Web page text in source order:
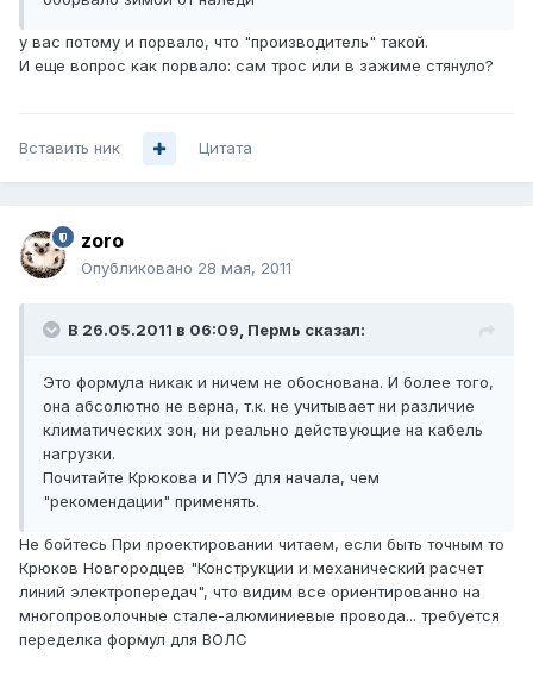
у вас потому и порвало, что "производитель" такой.
И еще вопрос как порвало: сам трос или в зажиме стянуло?
Вставить ник Цитата
zoro
Опубликовано 28 мая, 2011
В 26.05.2011 в 06:09, Пермь сказал:
Это формула никак и ничем не обоснована. И более того,
она абсолютно не верна, т.к. не учитывает ни различие
климатических зон, ни реально действующие на кабель
нагрузки.
Почитайте Крюкова и ПУЭ для начала, чем
"рекомендации" применять.
Не бойтесь При проектировании читаем, если быть точным то
Крюков Новгородцев "Конструкции и механический расчет
линий электропередач", что видим все ориентированно на
многопроволочные стале-алюминиевые провода... требуется
переделка формул для ВОЛС